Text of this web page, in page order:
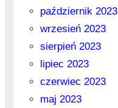
październik 2023
wrzesień 2023
sierpień 2023
lipiec 2023
czerwiec 2023
maj 2023